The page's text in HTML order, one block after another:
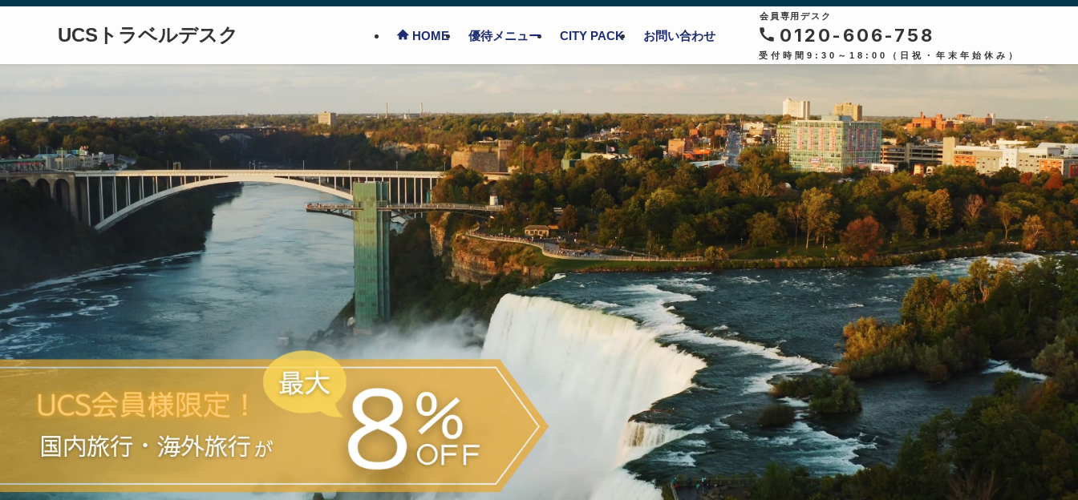
UCSトラベルデスク HOME 優待メニュー CITY PACK お問い合わせ
会員専用デスク
0120-606-758
受付時間9:30～18:00（日祝・年末年始休み）